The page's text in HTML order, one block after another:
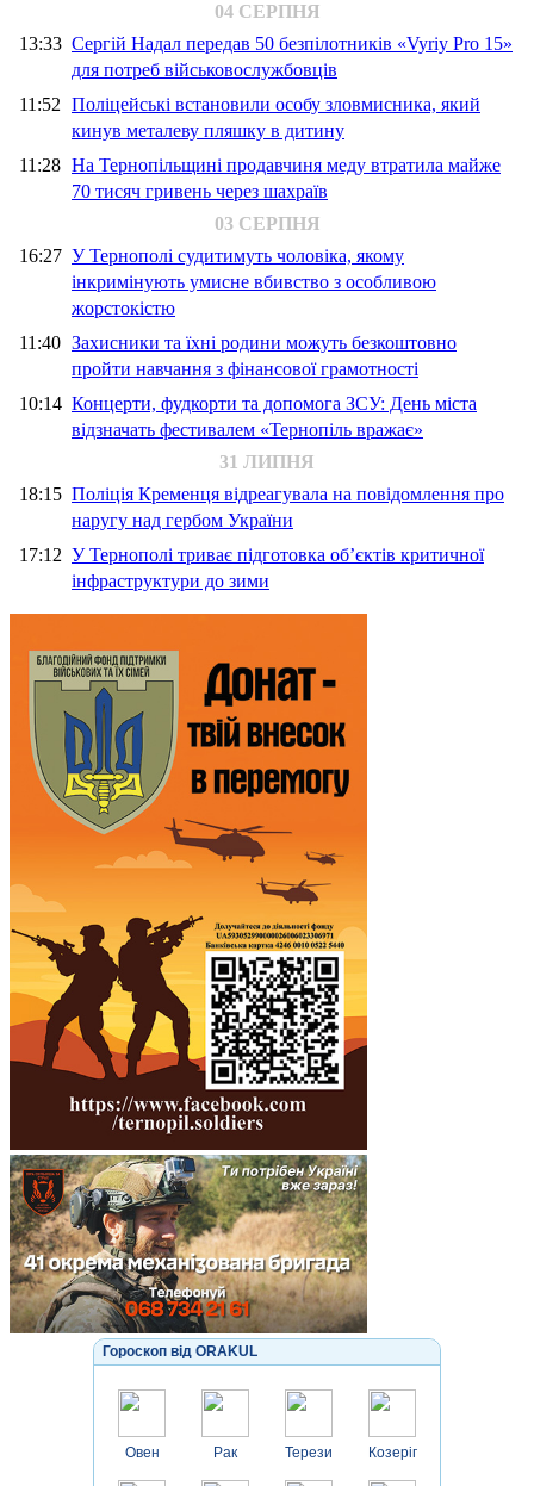
04 СЕРПНЯ
13:33 Сергій Надал передав 50 безпілотників «Vyriy Pro 15»
для потреб військовослужбовців
11:52 Поліцейські встановили особу зловмисника, який
кинув металеву пляшку в дитину
11:28 На Тернопільщині продавчиня меду втратила майже
70 тисяч гривень через шахраїв
03 СЕРПНЯ
16:27 У Тернополі судитимуть чоловіка, якому
інкримінують умисне вбивство з особливою
жорстокістю
11:40 Захисники та їхні родини можуть безкоштовно
пройти навчання з фінансової грамотності
10:14 Концерти, фудкорти та допомога ЗСУ: День міста
відзначать фестивалем «Тернопіль вражає»
31 ЛИПНЯ
18:15 Поліція Кременця відреагувала на повідомлення про
наругу над гербом України
17:12 У Тернополі триває підготовка об’єктів критичної
інфраструктури до зими
Гороскоп від ORAKUL
Овен Рак Терези Козеріг